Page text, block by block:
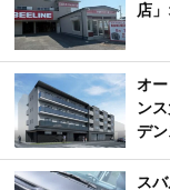
店
オ
ン
デン
ス